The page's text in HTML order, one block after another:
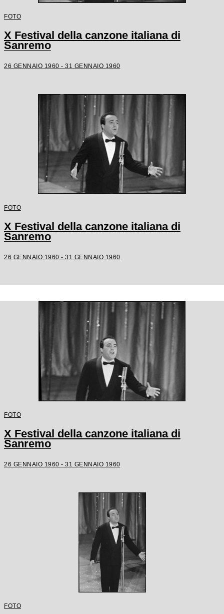
FOTO
X Festival della canzone italiana di
Sanremo
26 GENNAIO 1960 - 31 GENNAIO 1960
FOTO
X Festival della canzone italiana di
Sanremo
26 GENNAIO 1960 - 31 GENNAIO 1960
FOTO
X Festival della canzone italiana di
Sanremo
26 GENNAIO 1960 - 31 GENNAIO 1960
FOTO